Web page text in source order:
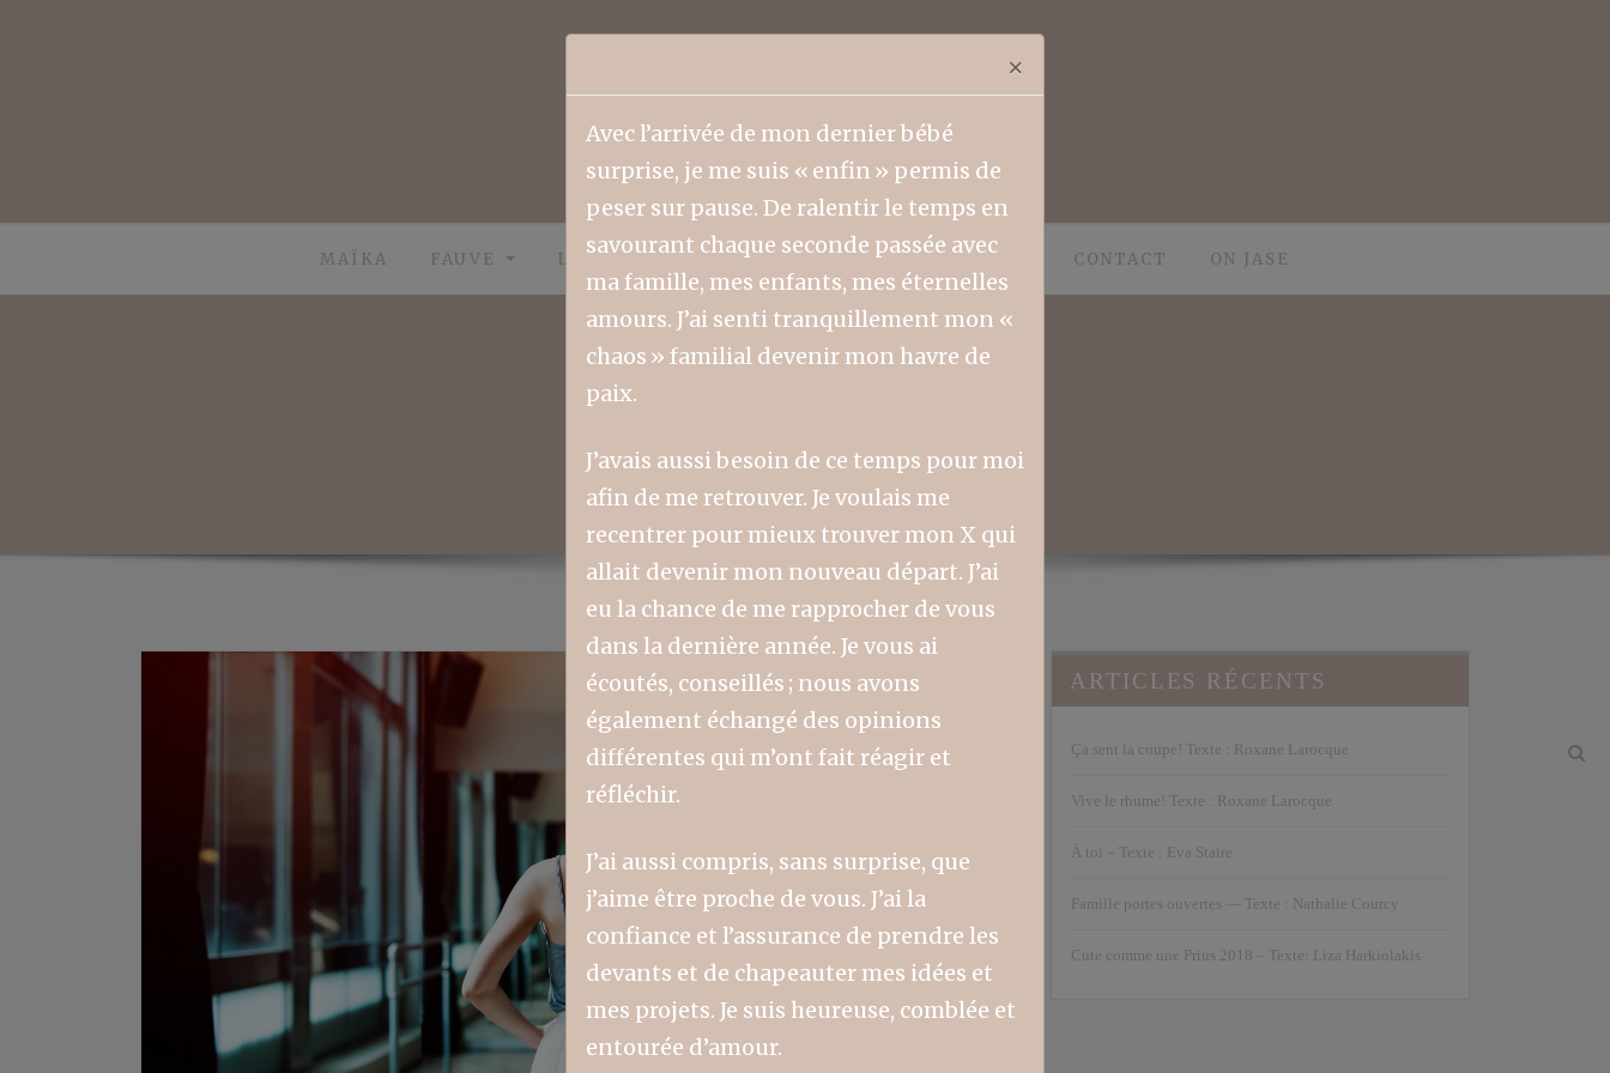
MAÏKA FAUVE LIFESTYLE FAMILLE COLLABORATEURS CONTACT ON JASE
ARTICLES RÉCENTS
Ça sent la coupe! Texte : Roxane Larocque
Vive le rhume! Texte : Roxane Larocque
À toi – Texte : Eva Staire
Famille portes ouvertes — Texte : Nathalie Courcy
Cute comme une Prius 2018 – Texte: Liza Harkiolakis
×
Avec l’arrivée de mon dernier bébé
surprise, je me suis « enfin » permis de
peser sur pause. De ralentir le temps en
savourant chaque seconde passée avec
ma famille, mes enfants, mes éternelles
amours. J’ai senti tranquillement mon «
chaos » familial devenir mon havre de
paix.
J’avais aussi besoin de ce temps pour moi
afin de me retrouver. Je voulais me
recentrer pour mieux trouver mon X qui
allait devenir mon nouveau départ. J’ai
eu la chance de me rapprocher de vous
dans la dernière année. Je vous ai
écoutés, conseillés ; nous avons
également échangé des opinions
différentes qui m’ont fait réagir et
réfléchir.
J’ai aussi compris, sans surprise, que
j’aime être proche de vous. J’ai la
confiance et l’assurance de prendre les
devants et de chapeauter mes idées et
mes projets. Je suis heureuse, comblée et
entourée d’amour.